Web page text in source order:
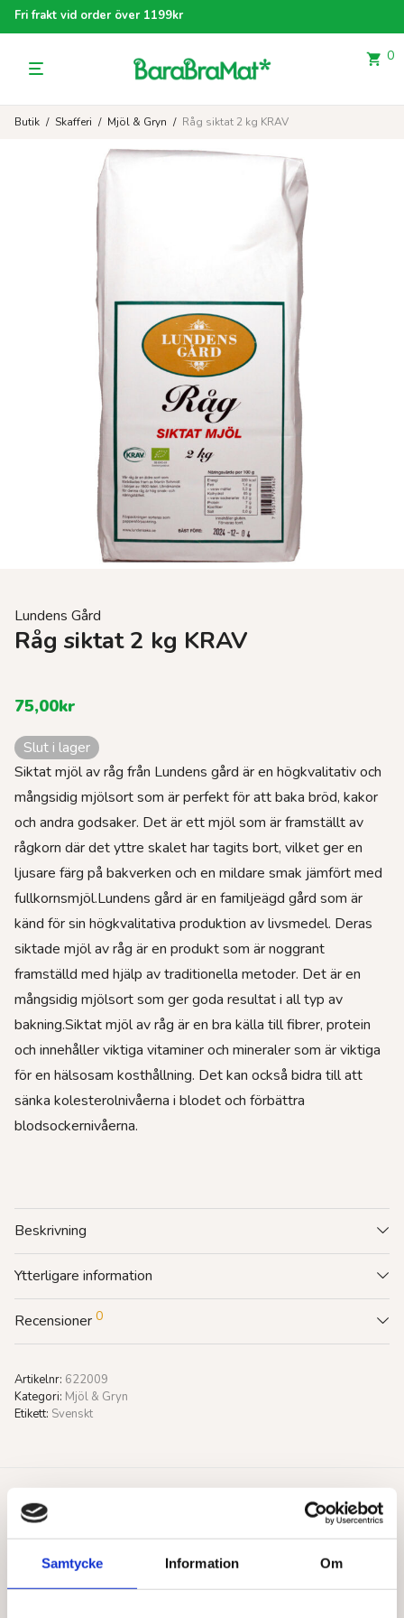
Samtycke Information Om
Fri frakt vid order över 1199kr
0
Butik / Skafferi / Mjöl & Gryn / Råg siktat 2 kg KRAV
Lundens Gård
Råg siktat 2 kg KRAV
75,00kr
Slut i lager
Siktat mjöl av råg från Lundens gård är en högkvalitativ och
mångsidig mjölsort som är perfekt för att baka bröd, kakor
och andra godsaker. Det är ett mjöl som är framställt av
rågkorn där det yttre skalet har tagits bort, vilket ger en
ljusare färg på bakverken och en mildare smak jämfört med
fullkornsmjöl.Lundens gård är en familjeägd gård som är
känd för sin högkvalitativa produktion av livsmedel. Deras
siktade mjöl av råg är en produkt som är noggrant
framställd med hjälp av traditionella metoder. Det är en
mångsidig mjölsort som ger goda resultat i all typ av
bakning.Siktat mjöl av råg är en bra källa till fibrer, protein
och innehåller viktiga vitaminer och mineraler som är viktiga
för en hälsosam kosthållning. Det kan också bidra till att
sänka kolesterolnivåerna i blodet och förbättra
blodsockernivåerna.
Beskrivning
Ytterligare information
Recensioner 0
Artikelnr: 622009
Kategori: Mjöl & Gryn
Etikett: Svenskt
Du gillar kanske också…